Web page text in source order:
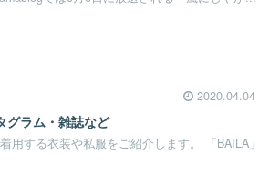
2020.04.04
グラム・雑誌など
する衣装や私服をご紹介します。 「BAILA」